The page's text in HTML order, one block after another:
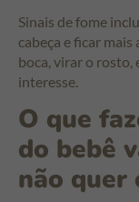
Sinais de fome
cabeça e ficar mais
boca, virar o rosto,
interesse.
O que
do bebê
não quer